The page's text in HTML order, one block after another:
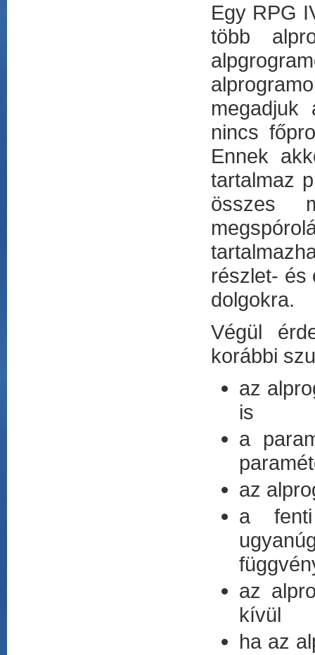
Egy RPG
több
megadjuk
nincs
Ennek
tartalmaz
összes
részlet- és
dolgokra.
Végül
korábbi
az
is
a
az
a fenti
az
kívül
ha az